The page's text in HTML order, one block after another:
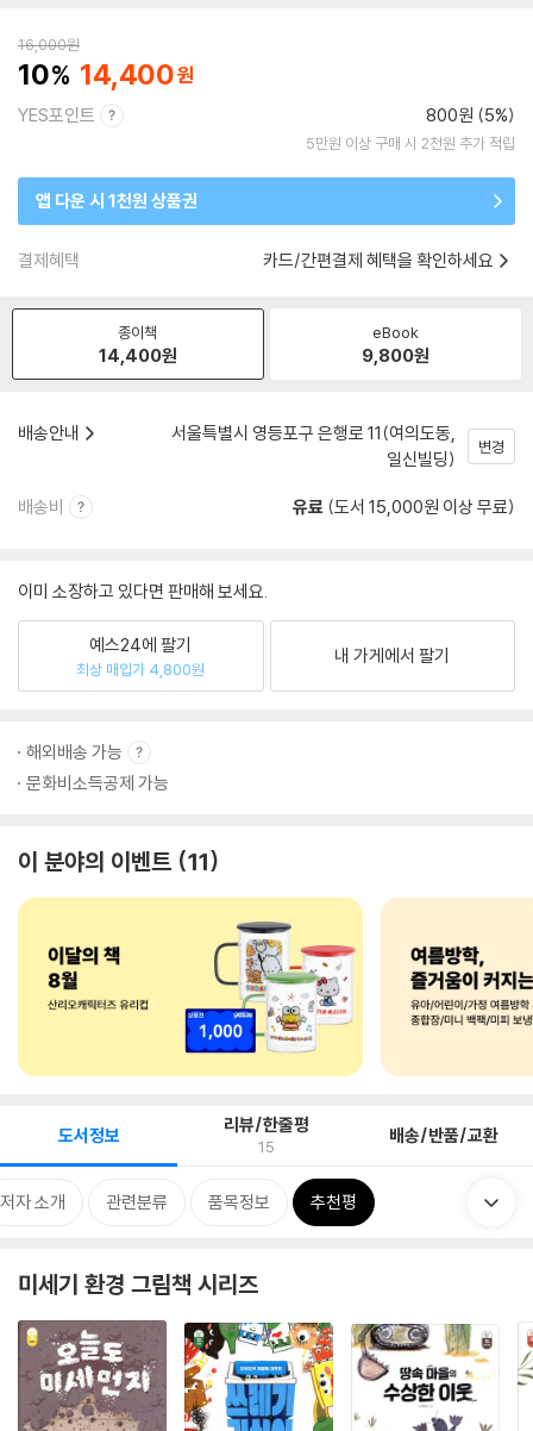
16,000원
10 14,400
YES포인트 800원 (5%)
5만원 이상 구매 시 2천원 추가 적립
앱 다운 시 1천원 상품권
결제혜택 카드/간편결제 혜택을 확인하세요
종이책
14,400원
eBook
9,800원
배송안내
서울특별시 영등포구 은행로 11(여의도동,
일신빌딩)
변경
배송비 유료 (도서 15,000원 이상 무료)
이미 소장하고 있다면 판매해 보세요.
예스24에 팔기
최상 매입가 4,800원
내 가게에서 팔기
해외배송 가능
문화비소득공제 가능
이 분야의 이벤트 11
도서정보 리뷰/한줄평
15 배송/반품/교환
저자 소개 관련분류 품목정보 추천평
미세기 환경 그림책 시리즈